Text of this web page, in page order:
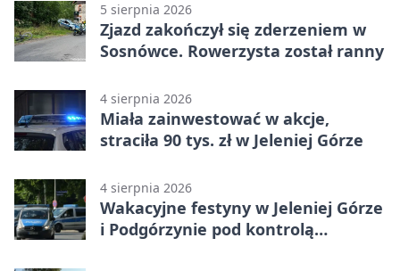
5 sierpnia 2026
Zjazd zakończył się zderzeniem w
Sosnówce. Rowerzysta został ranny
4 sierpnia 2026
Miała zainwestować w akcje,
straciła 90 tys. zł w Jeleniej Górze
4 sierpnia 2026
Wakacyjne festyny w Jeleniej Górze
i Podgórzynie pod kontrolą